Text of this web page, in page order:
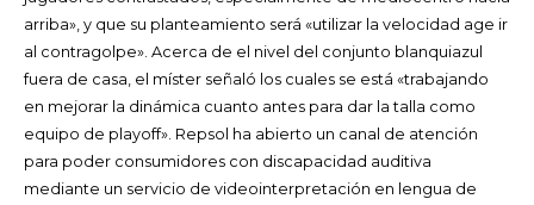
arriba», y que su planteamiento será «utilizar la velocidad age ir
al contragolpe». Acerca de el nivel del conjunto blanquiazul
fuera de casa, el míster señaló los cuales se está «trabajando
en mejorar la dinámica cuanto antes para dar la talla como
equipo de playoff». Repsol ha abierto un canal de atención
para poder consumidores con discapacidad auditiva
mediante un servicio de videointerpretación en lengua de